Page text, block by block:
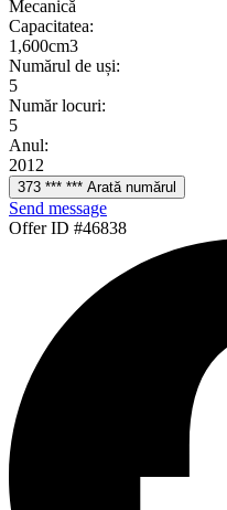
Mecanică
Сapacitatea:
1,600cm3
Numărul de uși:
5
Număr locuri:
5
Anul:
2012
373 *** *** Arată numărul
Send message
Offer ID #46838